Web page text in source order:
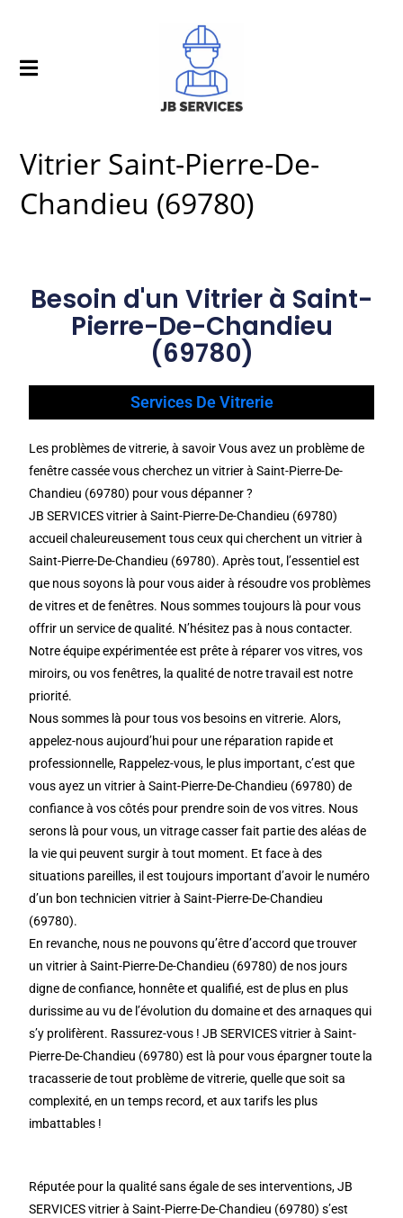
Vitrier Saint-Pierre-De-
Chandieu (69780)
Besoin d'un Vitrier à Saint-
Pierre-De-Chandieu
(69780)
Services De Vitrerie
Les problèmes de vitrerie, à savoir Vous avez un problème de
fenêtre cassée vous cherchez un vitrier à Saint-Pierre-De-
Chandieu (69780) pour vous dépanner ?
JB SERVICES vitrier à Saint-Pierre-De-Chandieu (69780)
accueil chaleureusement tous ceux qui cherchent un vitrier à
Saint-Pierre-De-Chandieu (69780). Après tout, l’essentiel est
que nous soyons là pour vous aider à résoudre vos problèmes
de vitres et de fenêtres. Nous sommes toujours là pour vous
offrir un service de qualité. N’hésitez pas à nous contacter.
Notre équipe expérimentée est prête à réparer vos vitres, vos
miroirs, ou vos fenêtres, la qualité de notre travail est notre
priorité.
Nous sommes là pour tous vos besoins en vitrerie. Alors,
appelez-nous aujourd’hui pour une réparation rapide et
professionnelle, Rappelez-vous, le plus important, c’est que
vous ayez un vitrier à Saint-Pierre-De-Chandieu (69780) de
confiance à vos côtés pour prendre soin de vos vitres. Nous
serons là pour vous, un vitrage casser fait partie des aléas de
la vie qui peuvent surgir à tout moment. Et face à des
situations pareilles, il est toujours important d’avoir le numéro
d’un bon technicien vitrier à Saint-Pierre-De-Chandieu
(69780).
En revanche, nous ne pouvons qu’être d’accord que trouver
un vitrier à Saint-Pierre-De-Chandieu (69780) de nos jours
digne de confiance, honnête et qualifié, est de plus en plus
durissime au vu de l’évolution du domaine et des arnaques qui
s’y prolifèrent. Rassurez-vous ! JB SERVICES vitrier à Saint-
Pierre-De-Chandieu (69780) est là pour vous épargner toute la
tracasserie de tout problème de vitrerie, quelle que soit sa
complexité, en un temps record, et aux tarifs les plus
imbattables !
Réputée pour la qualité sans égale de ses interventions, JB
SERVICES vitrier à Saint-Pierre-De-Chandieu (69780) s’est